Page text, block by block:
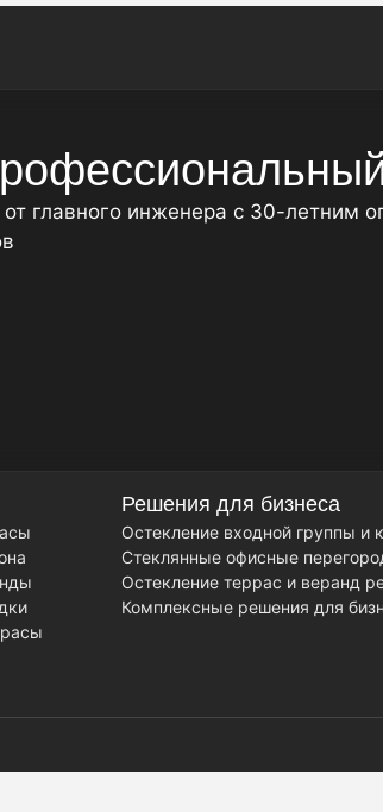
главного инженера с 30-летним
Решения для бизнеса
Остекление входной группы и
Стеклянные офисные
Остекление террас и веранд
Комплексные решения для